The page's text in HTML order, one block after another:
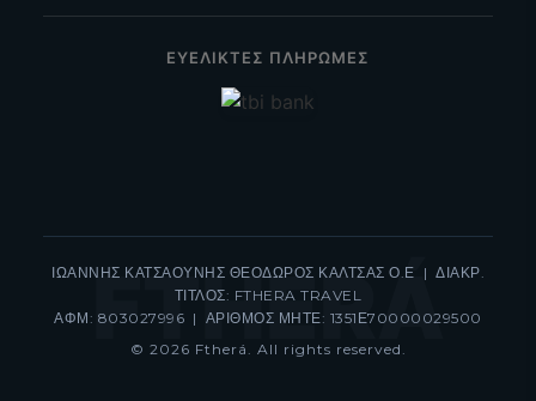
FTHERÁ
ΕΥΕΛΙΚΤΕΣ ΠΛΗΡΩΜΕΣ
ΙΩΑΝΝΗΣ ΚΑΤΣΑΟΥΝΗΣ ΘΕΟΔΩΡΟΣ ΚΑΛΤΣΑΣ Ο.Ε | ΔΙΑΚΡ.
ΤΙΤΛΟΣ: FTHERA TRAVEL
ΑΦΜ: 803027996 | ΑΡΙΘΜΟΣ ΜΗΤΕ: 1351Ε70000029500
© 2026 Ftherá. All rights reserved.